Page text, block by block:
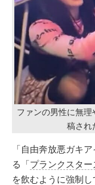
ファンの男性に無
稿され
「自由奔放悪ガキ
る「プランクスター
を飲むように強制